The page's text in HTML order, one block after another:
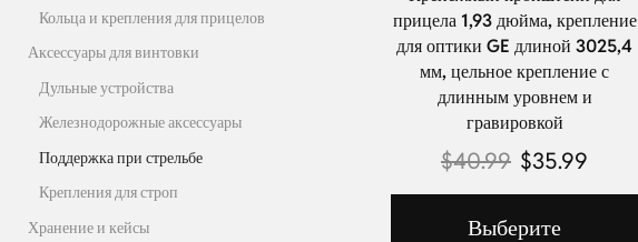
прицела 1,93 дюйма, крепление
для оптики GE длиной 3025,4
мм, цельное крепление с
длинным уровнем и
гравировкой
$40.99 $35.99
Выберите
Кольца и крепления для прицелов
Аксессуары для винтовки
Дульные устройства
Железнодорожные аксессуары
Поддержка при стрельбе
Крепления для строп
Хранение и кейсы